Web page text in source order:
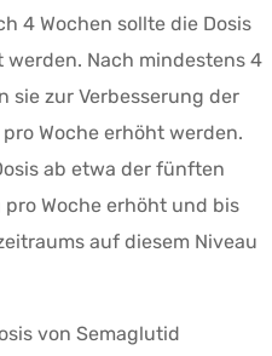
4 Wochen sollte die Dosis
werden. Nach mindestens 4
sie zur Verbesserung der
Woche erhöht werden.
ab etwa der fünften
Woche erhöht und bis
auf diesem Niveau
von Semaglutid